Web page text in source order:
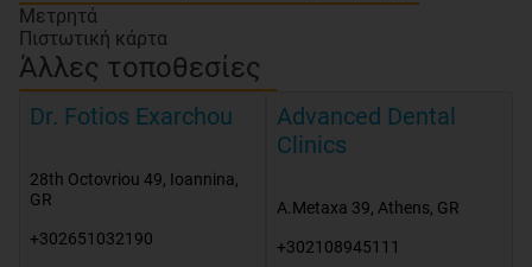
Μετρητά
Πιστωτική κάρτα
Άλλες τοποθεσίες
Dr. Fotios Exarchou
28th Octovriou 49, Ioannina,
GR
+302651032190
Advanced Dental
Clinics
A.Metaxa 39, Athens, GR
+302108945111